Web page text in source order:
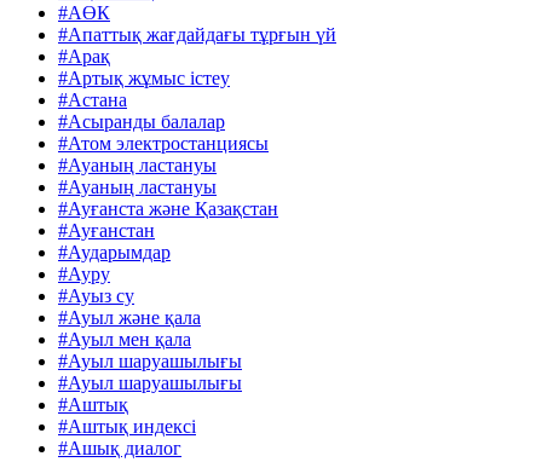
#АӨК
#Апаттық жағдайдағы тұрғын үй
#Арақ
#Артық жұмыс істеу
#Астана
#Асыранды балалар
#Атом электростанциясы
#Ауаның ластануы
#Ауаның ластануы
#Ауғанста және Қазақстан
#Ауғанстан
#Аударымдар
#Ауру
#Ауыз су
#Ауыл және қала
#Ауыл мен қала
#Ауыл шаруашылығы
#Ауыл шаруашылығы
#Аштық
#Аштық индексі
#Ашық диалог